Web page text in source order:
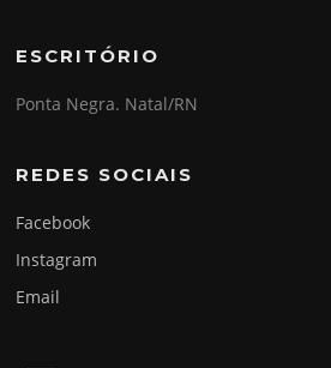
ESCRITÓRIO
Ponta Negra. Natal/RN
REDES SOCIAIS
Facebook
Instagram
Email